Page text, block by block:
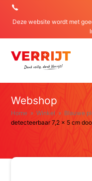
Deze website wordt met
Webshop
Home » Winkel » Blauwe
detecteerbaar 7,2 x 5 cm